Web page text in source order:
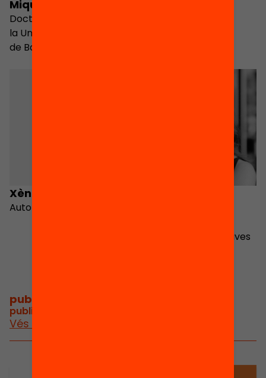
Miquel Àngel Alegre
Doctor en Sociologia per
la Universitat Autònoma
de Barcelona
Xènia Chela
Autora
desigualtats educatives
publicacions i vídeos
publicacions i vídeos relacionats
Vés a publicacions i vídeos